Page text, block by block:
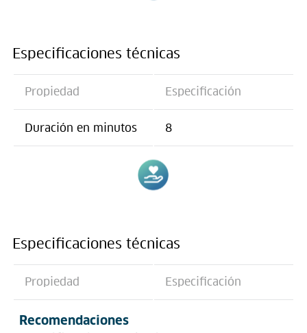
Especificaciones técnicas
Propiedad Especificación
Duración en minutos 8
Especificaciones técnicas
Propiedad Especificación
Recomendaciones